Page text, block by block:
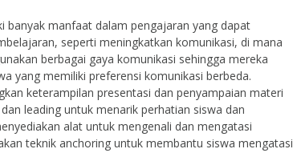
banyak manfaat dalam pengajaran yang dapat
seperti meningkatkan komunikasi, di mana
berbagai gaya komunikasi sehingga mereka
yang memiliki preferensi komunikasi berbeda.
keterampilan presentasi dan penyampaian materi
leading untuk menarik perhatian siswa dan
alat untuk mengenali dan mengatasi
teknik anchoring untuk membantu siswa mengatasi